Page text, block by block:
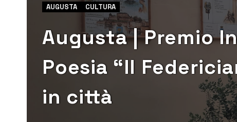
AUGUSTA CULTURA
Augusta | Premio
Poesia “Il
in città